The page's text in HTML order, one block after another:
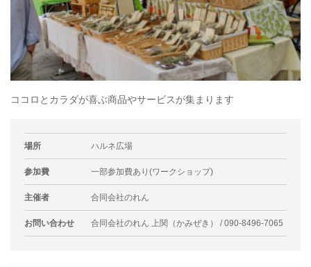
ココロとカラダが喜ぶ商品やサービスが集まります
場所 ハルネ広場
参加費 一部参加費あり(ワークショップ)
主催者 合同会社のれん
お問い合わせ 合同会社のれん 上関（かみぜき） / 090-8496-7065